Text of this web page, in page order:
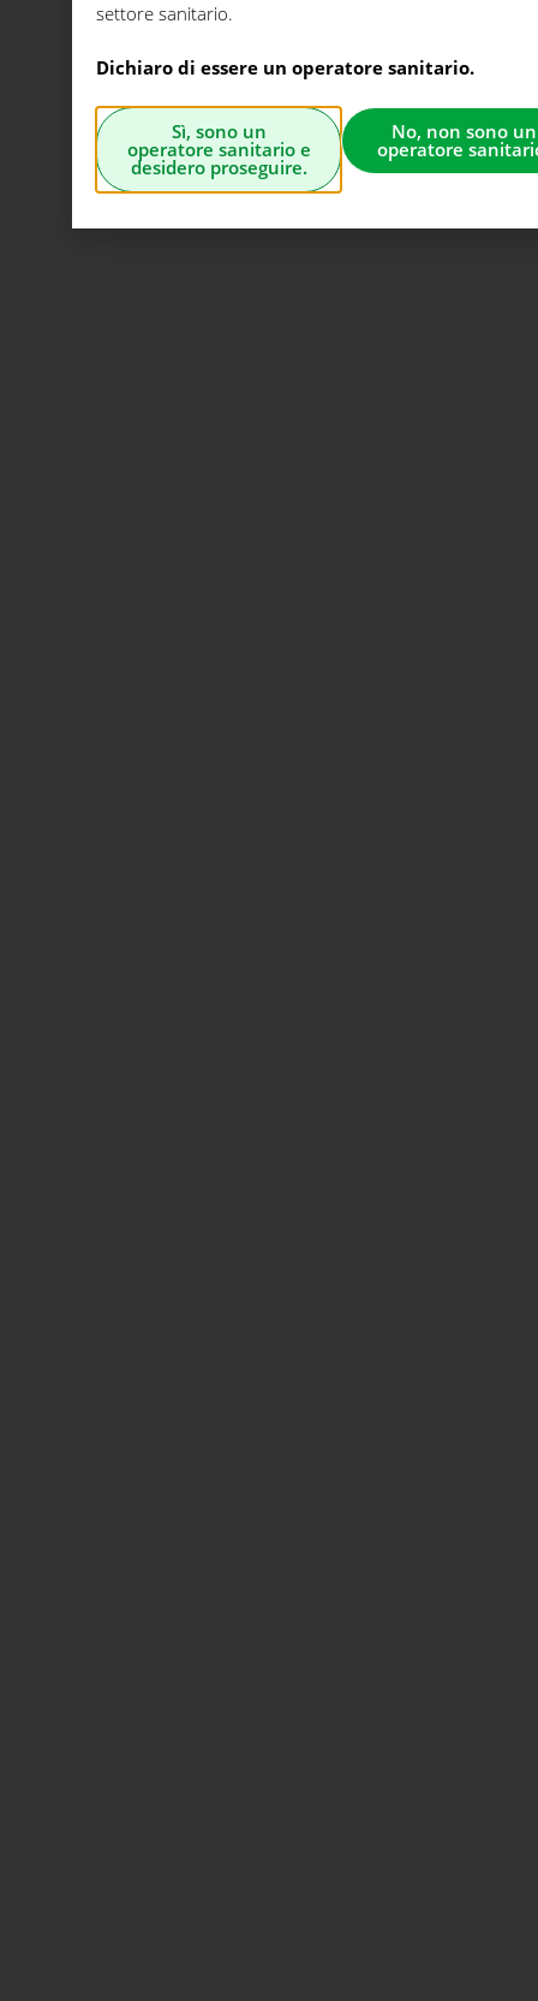
settore sanitario.
Dichiaro di essere un operatore sanitario.
Sì, sono un
operatore sanitario e
desidero proseguire.
No, non sono un
operatore